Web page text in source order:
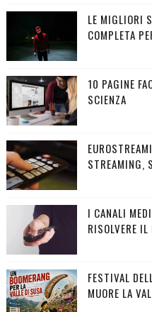
LE MIGLIORI
COMPLETA
10 PAGINE
SCIENZA
STREAMING,
I CANALI
RISOLVERE IL
FESTIVAL
MUORE LA